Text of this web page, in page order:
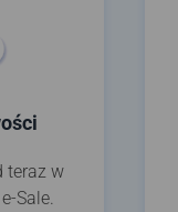
teraz w
Sale.